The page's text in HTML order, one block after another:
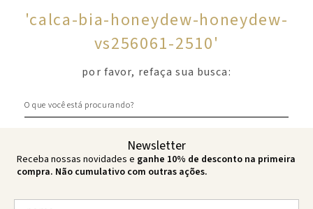
'calca-bia-honeydew-honeydew-
vs256061-2510'
por favor, refaça sua busca:
Newsletter
Receba nossas novidades e ganhe 10% de desconto na primeira
compra. Não cumulativo com outras ações.